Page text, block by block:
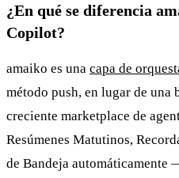
¿En qué se diferencia
Copilot?
amaiko es una capa de
método push, en lugar de una
creciente marketplace de
Resúmenes Matutinos,
de Bandeja automáticamente